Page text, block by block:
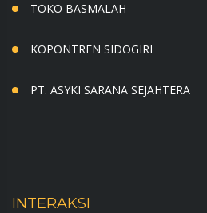
TOKO BASMALAH
KOPONTREN SIDOGIRI
PT. ASYKI SARANA SEJAHTERA
INTERAKSI